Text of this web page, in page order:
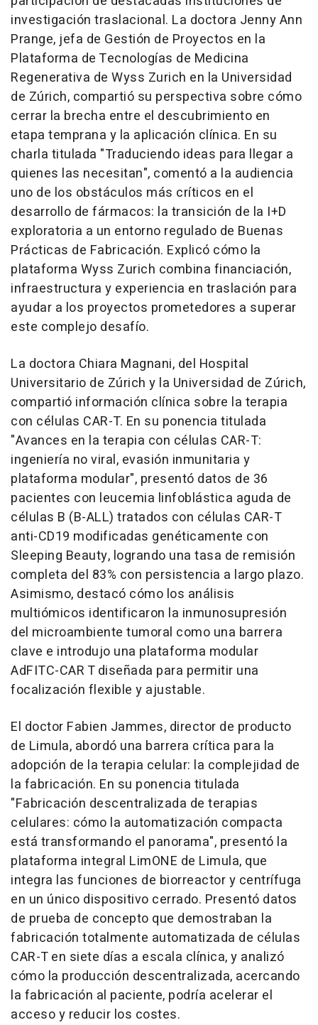
investigación traslacional. La doctora Jenny Ann
Prange, jefa de Gestión de Proyectos en la
Plataforma de Tecnologías de Medicina
Regenerativa de Wyss Zurich en la Universidad
de Zúrich, compartió su perspectiva sobre cómo
cerrar la brecha entre el descubrimiento en
etapa temprana y la aplicación clínica. En su
charla titulada "Traduciendo ideas para llegar a
quienes las necesitan", comentó a la audiencia
uno de los obstáculos más críticos en el
desarrollo de fármacos: la transición de la I+D
exploratoria a un entorno regulado de Buenas
Prácticas de Fabricación. Explicó cómo la
plataforma Wyss Zurich combina financiación,
infraestructura y experiencia en traslación para
ayudar a los proyectos prometedores a superar
este complejo desafío.
La doctora Chiara Magnani, del Hospital
Universitario de Zúrich y la Universidad de Zúrich,
compartió información clínica sobre la terapia
con células CAR-T. En su ponencia titulada
"Avances en la terapia con células CAR-T:
ingeniería no viral, evasión inmunitaria y
plataforma modular", presentó datos de 36
pacientes con leucemia linfoblástica aguda de
células B (B-ALL) tratados con células CAR-T
anti-CD19 modificadas genéticamente con
Sleeping Beauty, logrando una tasa de remisión
completa del 83% con persistencia a largo plazo.
Asimismo, destacó cómo los análisis
multiómicos identificaron la inmunosupresión
del microambiente tumoral como una barrera
clave e introdujo una plataforma modular
AdFITC-CAR T diseñada para permitir una
focalización flexible y ajustable.
El doctor Fabien Jammes, director de producto
de Limula, abordó una barrera crítica para la
adopción de la terapia celular: la complejidad de
la fabricación. En su ponencia titulada
"Fabricación descentralizada de terapias
celulares: cómo la automatización compacta
está transformando el panorama", presentó la
plataforma integral LimONE de Limula, que
integra las funciones de biorreactor y centrífuga
en un único dispositivo cerrado. Presentó datos
de prueba de concepto que demostraban la
fabricación totalmente automatizada de células
CAR-T en siete días a escala clínica, y analizó
cómo la producción descentralizada, acercando
la fabricación al paciente, podría acelerar el
acceso y reducir los costes.